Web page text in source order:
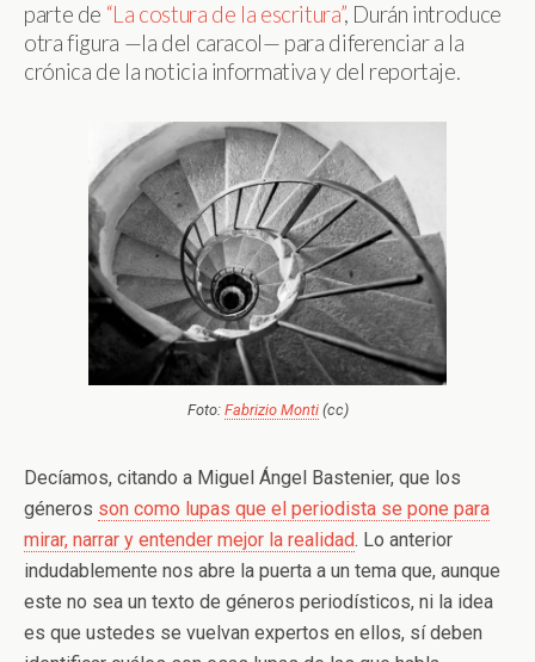
parte de “La costura de la escritura”, Durán introduce
otra figura —la del caracol— para diferenciar a la
crónica de la noticia informativa y del reportaje.
Foto: Fabrizio Monti(cc)
Decíamos, citando a Miguel Ángel Bastenier, que los
géneros son como lupas que el periodista se pone para
mirar, narrar y entender mejor la realidad. Lo anterior
indudablemente nos abre la puerta a un tema que, aunque
este no sea un texto de géneros periodísticos, ni la idea
es que ustedes se vuelvan expertos en ellos, sí deben